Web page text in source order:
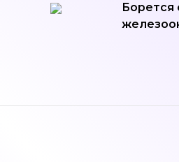
Борется